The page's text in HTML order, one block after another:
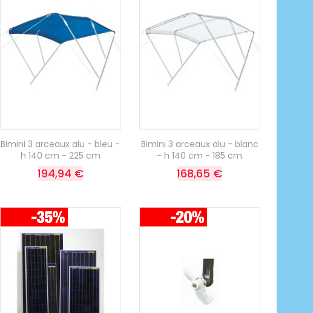
Bimini 3 arceaux alu - bleu -
h 140 cm - 225 cm
194,94 €
Bimini 3 arceaux alu - blanc
- h 140 cm - 185 cm
168,65 €